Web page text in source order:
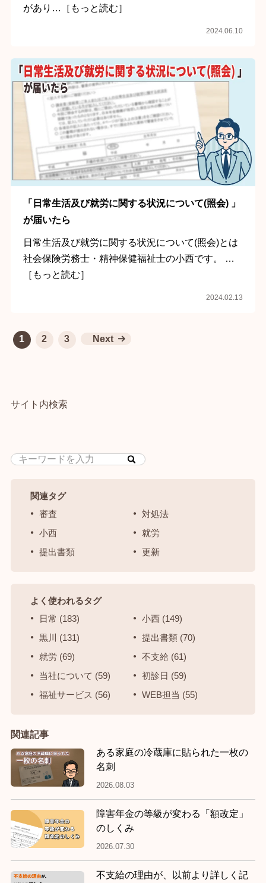
があり…［もっと読む］
2024.06.10
「日常生活及び就労に関する状況について(照会) 」
が届いたら
日常生活及び就労に関する状況について(照会)とは
社会保険労務士・精神保健福祉士の小西です。 …
［もっと読む］
2024.02.13
1 2 3 Next
サイト内検索
関連タグ
審査
対処法
小西
就労
提出書類
更新
よく使われるタグ
日常 (183)
小西 (149)
黒川 (131)
提出書類 (70)
就労 (69)
不支給 (61)
当社について (59)
初診日 (59)
福祉サービス (56)
WEB担当 (55)
関連記事
ある家庭の冷蔵庫に貼られた一枚の
名刺
2026.08.03
障害年金の等級が変わる「額改定」
のしくみ
2026.07.30
不支給の理由が、以前より詳しく記